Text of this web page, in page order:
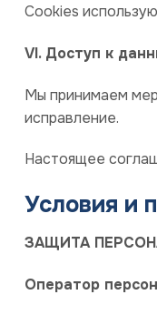
Cookies
VI. Доступ к
Мы принимаем
исправление.
Настоящее
Условия и
ЗАЩИТА
Оператор